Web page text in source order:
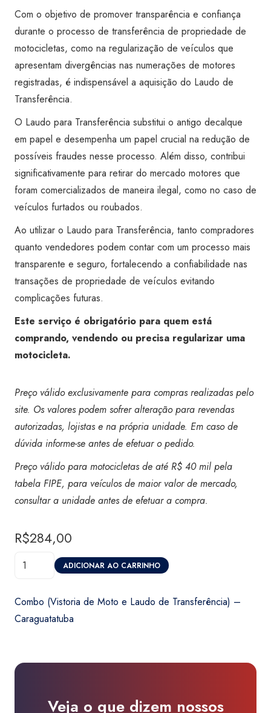
Com o objetivo de promover transparência e confiança
durante o processo de transferência de propriedade de
motocicletas, como na regularização de veículos que
apresentam divergências nas numerações de motores
registradas, é indispensável a aquisição do Laudo de
Transferência.
O Laudo para Transferência substitui o antigo decalque
em papel e desempenha um papel crucial na redução de
possíveis fraudes nesse processo. Além disso, contribui
significativamente para retirar do mercado motores que
foram comercializados de maneira ilegal, como no caso de
veículos furtados ou roubados.
Ao utilizar o Laudo para Transferência, tanto compradores
quanto vendedores podem contar com um processo mais
transparente e seguro, fortalecendo a confiabilidade nas
transações de propriedade de veículos evitando
complicações futuras.
Este serviço é obrigatório para quem está
comprando, vendendo ou precisa regularizar uma
motocicleta.
Preço válido exclusivamente para compras realizadas pelo
site. Os valores podem sofrer alteração para revendas
autorizadas, lojistas e na própria unidade. Em caso de
dúvida informe-se antes de efetuar o pedido.
Preço válido para motocicletas de até R$ 40 mil pela
tabela FIPE, para veículos de maior valor de mercado,
consultar a unidade antes de efetuar a compra.
R$284,00
Combo
de
ADICIONAR AO CARRINHO
Combo (Vistoria de Moto e Laudo de Transferência) –
Caraguatatuba
Veja o que dizem nossos